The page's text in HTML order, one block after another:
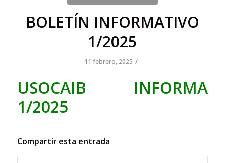
BOLETÍN INFORMATIVO
1/2025
11 febrero, 2025 /
USOCAIB INFORMA
1/2025
Compartir esta entrada